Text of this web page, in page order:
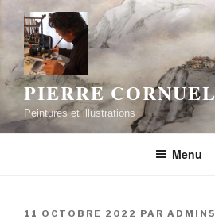
PIERRE
Peintures et illustrations
Menu
11 OCTOBRE 2022 PAR